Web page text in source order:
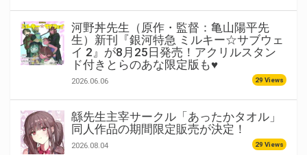
河野丼先生（原作・監督：亀山陽平先
生）新刊『銀河特急 ミルキー☆サブウェ
イ 2』が8月25日発売！アクリルスタン
ド付きとらのあな限定版も♥
2026.06.06 29 Views
緜先生主宰サークル「あったかタオル」
同人作品の期間限定販売が決定！
2026.08.04 29 Views